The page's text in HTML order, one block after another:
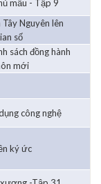
mẫu - Tập 9
Nguyên lên
số
sách đồng hành
mới
công nghệ
ký ức